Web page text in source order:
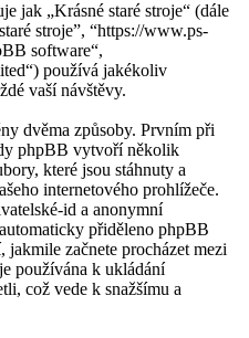
jak „Krásné staré stroje“ (dále
stroje”, “https://www.ps-
software“,
používá jakékoliv
vaší návštěvy.
dvěma způsoby. Prvním při
phpBB vytvoří několik
které jsou stáhnuty a
internetového prohlížeče.
id a anonymní
přiděleno phpBB
začnete procházet mezi
používána k ukládání
což vede k snažšímu a